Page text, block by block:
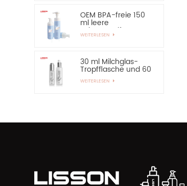
OEM BPA-freie 150
ml leere
Schaumseifen-
Pumpflasche
WEITERLESEN
30 ml Milchglas-
Tropfflasche und 60
ml Pumpspray-
Glasflasche
WEITERLESEN